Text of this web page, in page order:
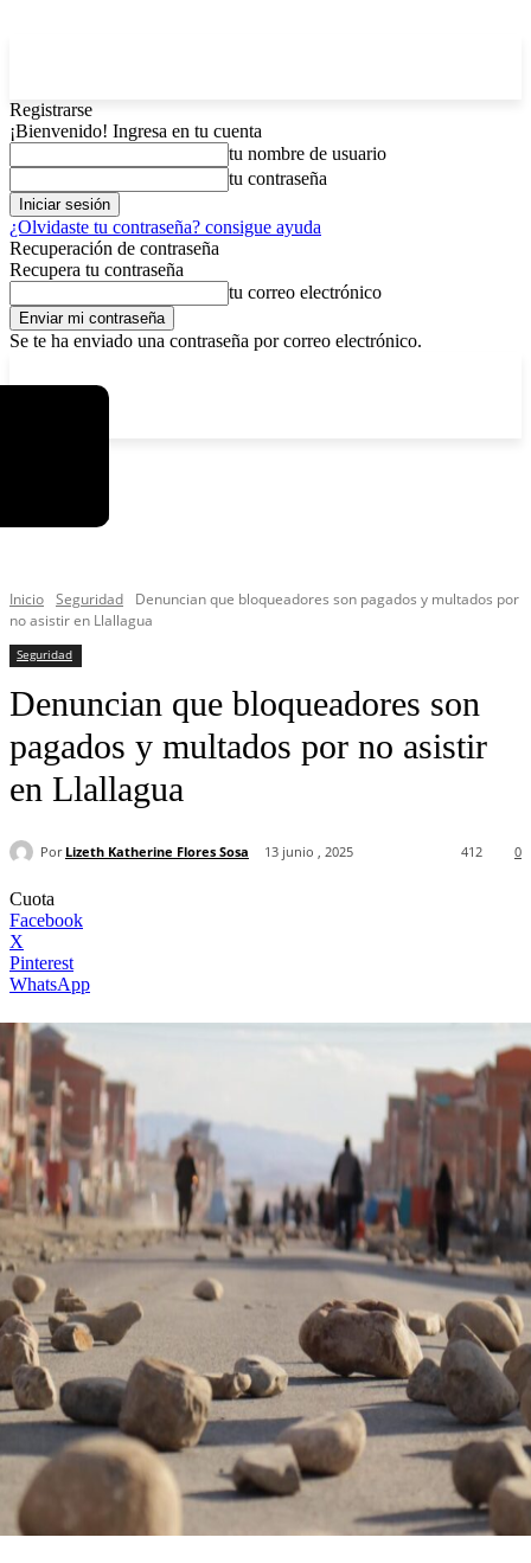
Registrarse
¡Bienvenido! Ingresa en tu cuenta
tu nombre de usuario
tu contraseña
¿Olvidaste tu contraseña? consigue ayuda
Recuperación de contraseña
Recupera tu contraseña
tu correo electrónico
Se te ha enviado una contraseña por correo electrónico.
Inicio Seguridad
Denuncian que bloqueadores son pagados y multados por
no asistir en Llallagua
Seguridad
Denuncian que bloqueadores son
pagados y multados por no asistir
en Llallagua
Por Lizeth Katherine Flores Sosa 13 junio , 2025 0
412
Cuota
Facebook
X
Pinterest
WhatsApp